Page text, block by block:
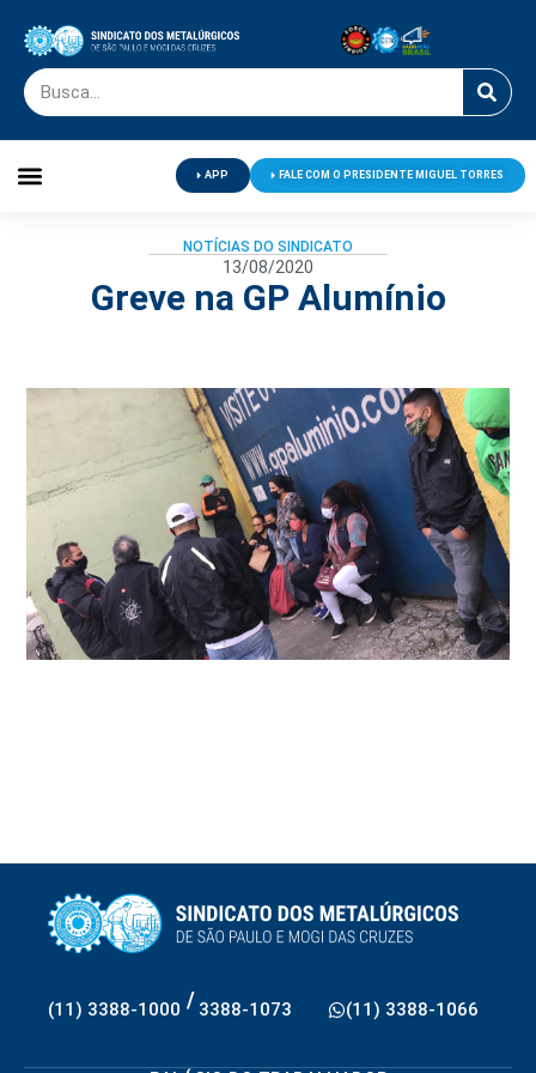
APP FALE COM O PRESIDENTE MIGUEL TORRES
NOTÍCIAS DO SINDICATO
13/08/2020
Greve na GP Alumínio
(11) 3388-1000 / 3388-1073 (11) 3388-1066